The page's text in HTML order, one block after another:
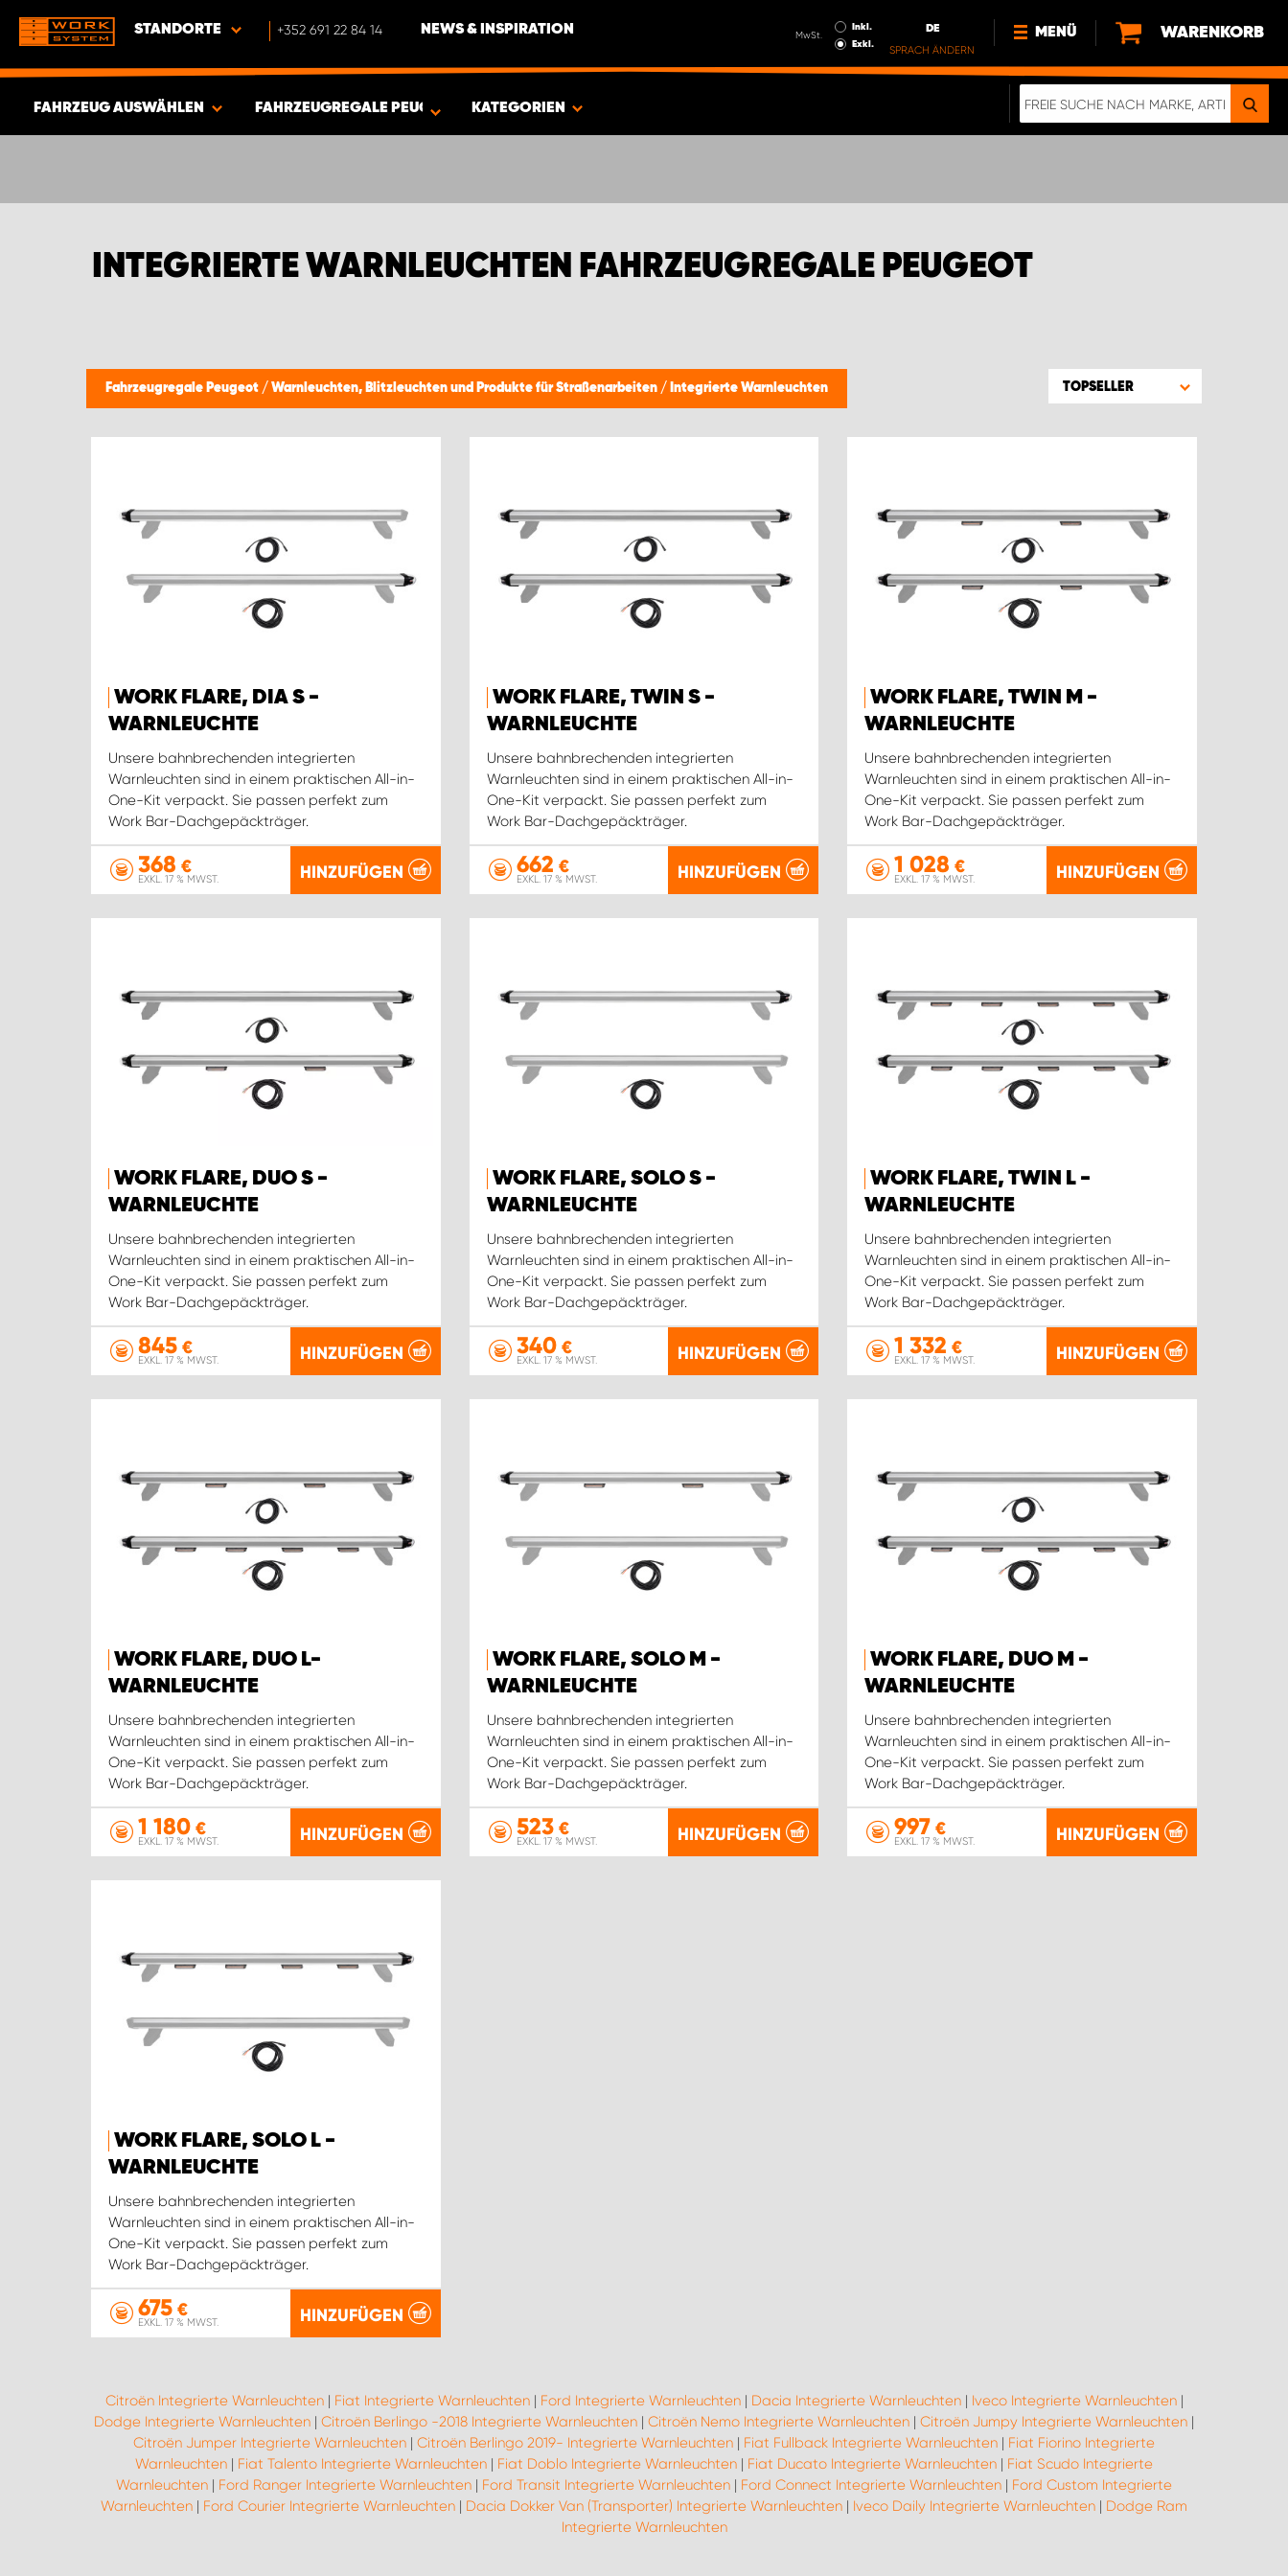
STANDORTE +352 691 22 84 14 NEWS & INSPIRATION MwSt.
Inkl.
Exkl.
DE
SPRACH ÄNDERN
MENÜ
NEWS
WARENKORB
FAHRZEUG AUSWÄHLEN
ARTIKEL
FAHRZEUGREGALE PEUGEOT KATEGORIEN
INTEGRIERTE WARNLEUCHTEN FAHRZEUGREGALE PEUGEOT
Fahrzeugregale Peugeot / Warnleuchten, Blitzleuchten und Produkte für Straßenarbeiten / Integrierte Warnleuchten TOPSELLER
WORK FLARE, DIA S -
WARNLEUCHTE
Unsere bahnbrechenden integrierten
Warnleuchten sind in einem praktischen All-in-
One-Kit verpackt. Sie passen perfekt zum
Work Bar-Dachgepäckträger.
368 €
EXKL. 17 % MWST. HINZUFÜGEN
WORK FLARE, TWIN S -
WARNLEUCHTE
Unsere bahnbrechenden integrierten
Warnleuchten sind in einem praktischen All-in-
One-Kit verpackt. Sie passen perfekt zum
Work Bar-Dachgepäckträger.
662 €
EXKL. 17 % MWST. HINZUFÜGEN
WORK FLARE, TWIN M -
WARNLEUCHTE
Unsere bahnbrechenden integrierten
Warnleuchten sind in einem praktischen All-in-
One-Kit verpackt. Sie passen perfekt zum
Work Bar-Dachgepäckträger.
1 028 €
EXKL. 17 % MWST. HINZUFÜGEN
WORK FLARE, DUO S -
WARNLEUCHTE
Unsere bahnbrechenden integrierten
Warnleuchten sind in einem praktischen All-in-
One-Kit verpackt. Sie passen perfekt zum
Work Bar-Dachgepäckträger.
845 €
EXKL. 17 % MWST. HINZUFÜGEN
WORK FLARE, SOLO S -
WARNLEUCHTE
Unsere bahnbrechenden integrierten
Warnleuchten sind in einem praktischen All-in-
One-Kit verpackt. Sie passen perfekt zum
Work Bar-Dachgepäckträger.
340€
EXKL. 17 % MWST. HINZUFÜGEN
WORK FLARE, TWIN L -
WARNLEUCHTE
Unsere bahnbrechenden integrierten
Warnleuchten sind in einem praktischen All-in-
One-Kit verpackt. Sie passen perfekt zum
Work Bar-Dachgepäckträger.
1 332 €
EXKL. 17 % MWST. HINZUFÜGEN
WORK FLARE, DUO L-
WARNLEUCHTE
Unsere bahnbrechenden integrierten
Warnleuchten sind in einem praktischen All-in-
One-Kit verpackt. Sie passen perfekt zum
Work Bar-Dachgepäckträger.
1 180 €
EXKL. 17 % MWST. HINZUFÜGEN
WORK FLARE, SOLO M -
WARNLEUCHTE
Unsere bahnbrechenden integrierten
Warnleuchten sind in einem praktischen All-in-
One-Kit verpackt. Sie passen perfekt zum
Work Bar-Dachgepäckträger.
523€
EXKL. 17 % MWST. HINZUFÜGEN
WORK FLARE, DUO M -
WARNLEUCHTE
Unsere bahnbrechenden integrierten
Warnleuchten sind in einem praktischen All-in-
One-Kit verpackt. Sie passen perfekt zum
Work Bar-Dachgepäckträger.
997 €
EXKL. 17 % MWST. HINZUFÜGEN
WORK FLARE, SOLO L -
WARNLEUCHTE
Unsere bahnbrechenden integrierten
Warnleuchten sind in einem praktischen All-in-
One-Kit verpackt. Sie passen perfekt zum
Work Bar-Dachgepäckträger.
675 €
EXKL. 17 % MWST. HINZUFÜGEN
Citroën Integrierte Warnleuchten| Fiat Integrierte Warnleuchten| Ford Integrierte Warnleuchten| Dacia Integrierte Warnleuchten| Iveco Integrierte Warnleuchten|
Dodge Integrierte Warnleuchten | Citroën Berlingo -2018 Integrierte Warnleuchten | Citroën Nemo Integrierte Warnleuchten | Citroën Jumpy Integrierte Warnleuchten |
Citroën Jumper Integrierte Warnleuchten | Citroën Berlingo 2019- Integrierte Warnleuchten | Fiat Fullback Integrierte Warnleuchten | Fiat Fiorino Integrierte
Warnleuchten | Fiat Talento Integrierte Warnleuchten | Fiat Doblo Integrierte Warnleuchten | Fiat Ducato Integrierte Warnleuchten | Fiat Scudo Integrierte
Warnleuchten | Ford Ranger Integrierte Warnleuchten | Ford Transit Integrierte Warnleuchten | Ford Connect Integrierte Warnleuchten | Ford Custom Integrierte
Warnleuchten | Ford Courier Integrierte Warnleuchten | Dacia Dokker Van (Transporter) Integrierte Warnleuchten | Iveco Daily Integrierte Warnleuchten | Dodge Ram
Integrierte Warnleuchten